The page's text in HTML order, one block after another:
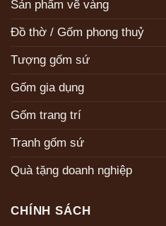
Sản phẩm vẽ vàng
Đồ thờ / Gốm phong thuỷ
Tượng gốm sứ
Gốm gia dụng
Gốm trang trí
Tranh gốm sứ
Quà tặng doanh nghiệp
CHÍNH SÁCH